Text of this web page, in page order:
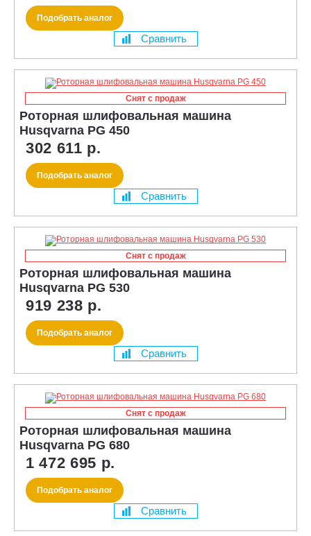
Подобрать аналог
Сравнить
Снят с продаж
Роторная шлифовальная машина
Husqvarna PG 450
302 611 р.
Подобрать аналог
Сравнить
Снят с продаж
Роторная шлифовальная машина
Husqvarna PG 530
919 238 р.
Подобрать аналог
Сравнить
Снят с продаж
Роторная шлифовальная машина
Husqvarna PG 680
1 472 695 р.
Подобрать аналог
Сравнить